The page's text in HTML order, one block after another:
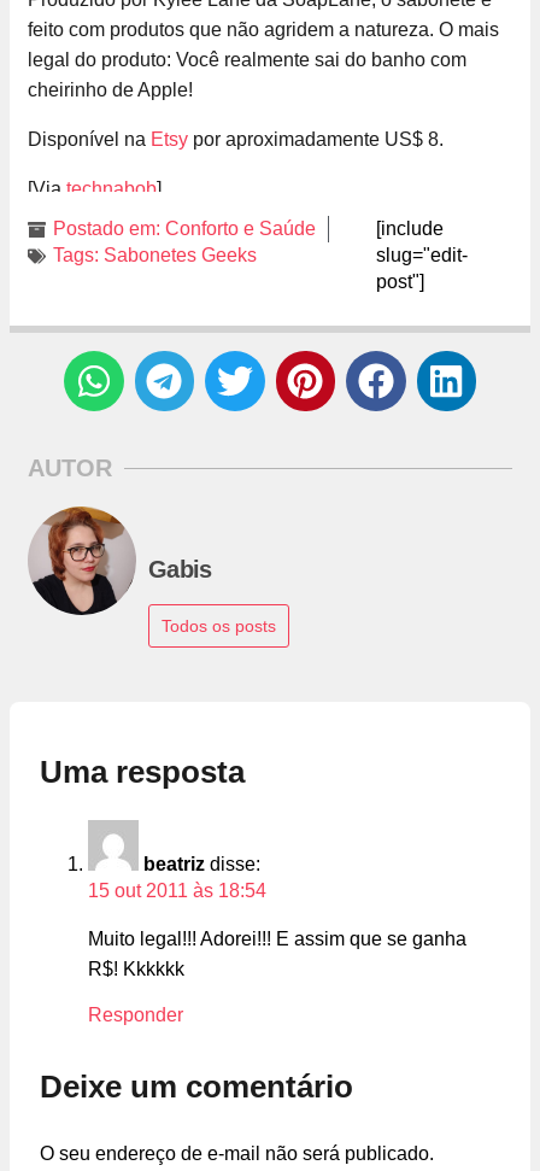
feito com produtos que não agridem a natureza. O mais
legal do produto: Você realmente sai do banho com
cheirinho de Apple!
Disponível na Etsy por aproximadamente US$ 8.
[Via technabob]
Postado em: Conforto e Saúde
Tags: Sabonetes Geeks
[include
slug="edit-
post"]
AUTOR
Gabis
Todos os posts
Uma resposta
beatriz disse:
15 out 2011 às 18:54
Muito legal!!! Adorei!!! E assim que se ganha
R$! Kkkkkk
Responder
Deixe um comentário
O seu endereço de e-mail não será publicado.